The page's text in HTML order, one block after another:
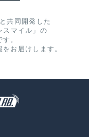
共同開発した
スマイル」の
。
お届けします。